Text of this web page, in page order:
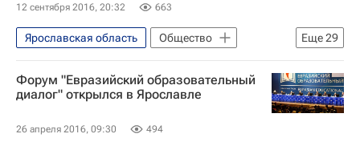
12 сентября 2016, 20:32 663
Еще29
Ярославская область
Общество
Тюменская область
Красноярский край
Новосибирск
Архангельская область
Форум "Евразийский образовательный
диалог" открылся в Ярославле
26 апреля 2016, 09:30 494